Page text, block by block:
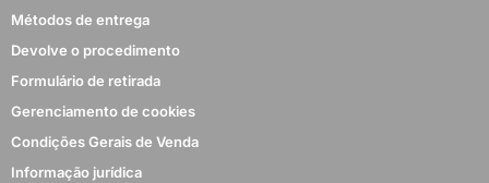
Métodos de entrega
Devolve o procedimento
Formulário de retirada
Gerenciamento de cookies
Condições Gerais de Venda
Informação jurídica